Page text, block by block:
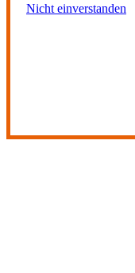
Nicht einverstanden